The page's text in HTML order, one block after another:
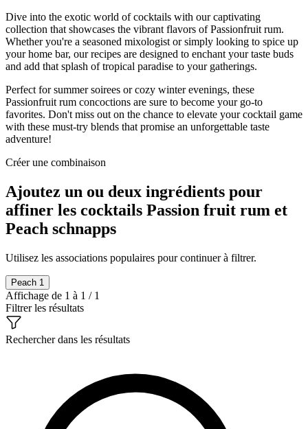
Dive into the exotic world of cocktails with our captivating
collection that showcases the vibrant flavors of Passionfruit rum.
Whether you're a seasoned mixologist or simply looking to spice up
your home bar, our recipes are designed to enchant your taste buds
and add that splash of tropical paradise to your gatherings.
Perfect for summer soirees or cozy winter evenings, these
Passionfruit rum concoctions are sure to become your go-to
favorites. Don't miss out on the chance to elevate your cocktail game
with these must-try blends that promise an unforgettable taste
adventure!
Créer une combinaison
Ajoutez un ou deux ingrédients pour
affiner les cocktails Passion fruit rum et
Peach schnapps
Utilisez les associations populaires pour continuer à filtrer.
Peach 1
Affichage de 1 à 1 / 1
Filtrer les résultats
Rechercher dans les résultats